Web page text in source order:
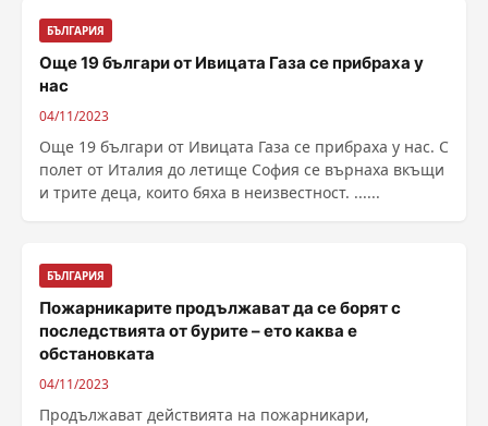
БЪЛГАРИЯ
Още 19 българи от Ивицата Газа се прибраха у
нас
04/11/2023
Още 19 българи от Ивицата Газа се прибраха у нас. С
полет от Италия до летище София се върнаха вкъщи
и трите деца, които бяха в неизвестност. ......
БЪЛГАРИЯ
Пожарникарите продължават да се борят с
последствията от бурите – ето каква е
обстановката
04/11/2023
Продължават действията на пожарникари,